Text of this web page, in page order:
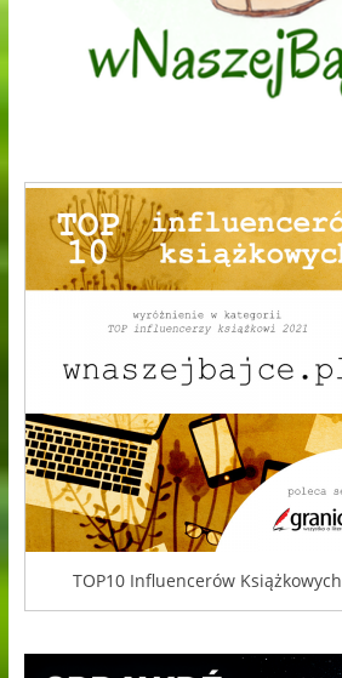
TOP10 Influencerów Książkowych